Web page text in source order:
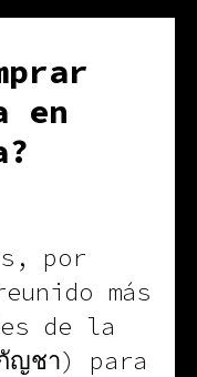
en
por
más
de la
ญชา) para